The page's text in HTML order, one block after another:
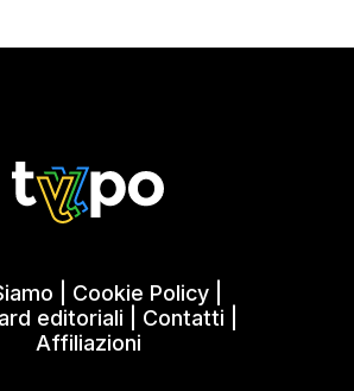
Cookie Policy
editoriali
Contatti
Affiliazioni